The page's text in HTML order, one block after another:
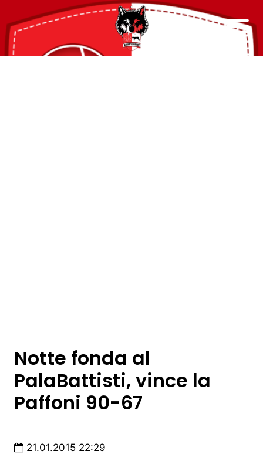
Notte fonda al
PalaBattisti, vince la
Paffoni 90-67
21.01.2015 22:29